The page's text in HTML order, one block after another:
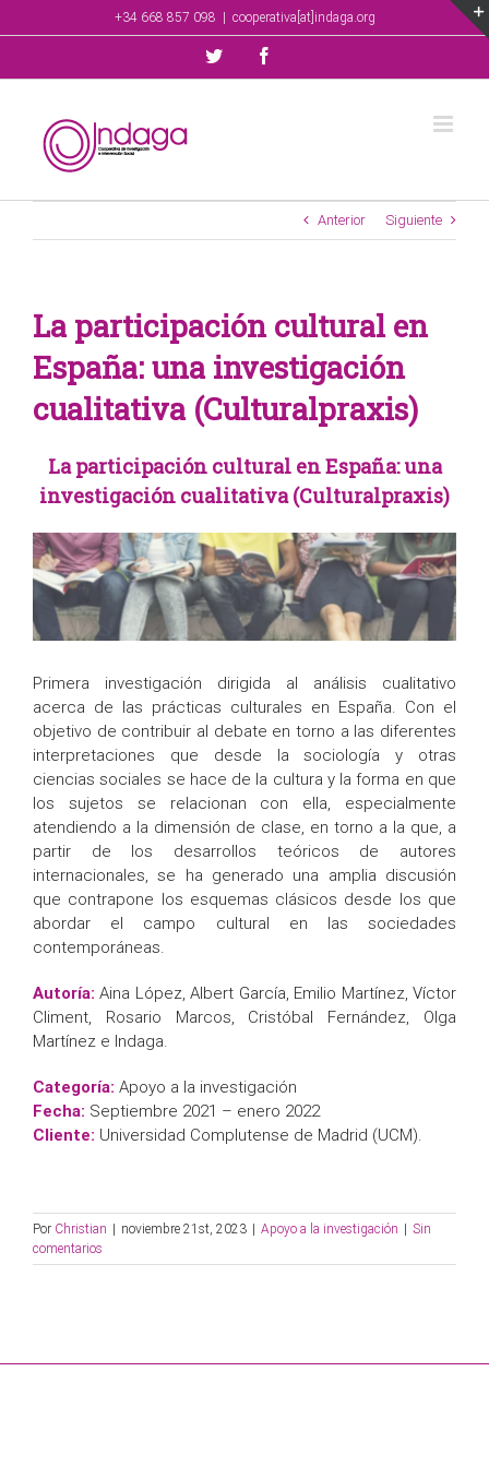
+34 668 857 098 cooperativa[at]indaga.org
Twitter
Anterior Siguiente
La participación cultural en
España: una investigación
cualitativa (Culturalpraxis)
La participación cultural en España: una
investigación cualitativa (Culturalpraxis)
Primera investigación dirigida al análisis cualitativo
acerca de las prácticas culturales en España. Con el
objetivo de contribuir al debate en torno a las diferentes
interpretaciones que desde la sociología y otras
ciencias sociales se hace de la cultura y la forma en que
los sujetos se relacionan con ella, especialmente
atendiendo a la dimensión de clase, en torno a la que, a
partir de los desarrollos teóricos de autores
internacionales, se ha generado una amplia discusión
que contrapone los esquemas clásicos desde los que
abordar el campo cultural en las sociedades
contemporáneas.
Autoría:Aina López, Albert García, Emilio Martínez, Víctor
Climent, Rosario Marcos, Cristóbal Fernández, Olga
Martínez e Indaga.
Categoría: Apoyo a la investigación
Fecha: Septiembre 2021 – enero 2022
Cliente: Universidad Complutense de Madrid (UCM).
Por Christian noviembre 21st, 2023 Apoyo a la investigación
Sin
comentarios